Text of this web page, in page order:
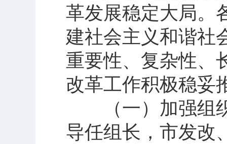
革发展稳定大局。
建社会主义和谐社
重要性、复杂性、
改革工作积极稳妥
（一）加强组织
导任组长，市发改